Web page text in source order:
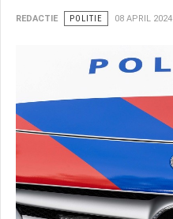
REDACTIE POLITIE 08 APRIL 2024